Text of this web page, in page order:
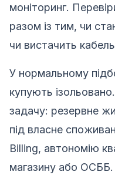
моніторинг.
разом із тим, чи
чи вистачить
У нормальному
купують
задачу: резервне
під власне
Billing, автономію
магазину або ОСББ.